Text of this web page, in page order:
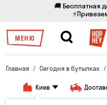
🚚 Бесплатная
МЕНЮ
Главная Сегодня в бутылках
Киев